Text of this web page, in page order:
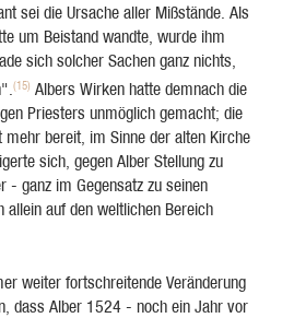
sei die Ursache aller Mißstände. Als
um Beistand wandte, wurde ihm
sich solcher Sachen ganz nichts,
(15) Albers Wirken hatte demnach die
Priesters unmöglich gemacht; die
mehr bereit, im Sinne der alten Kirche
sich, gegen Alber Stellung zu
- ganz im Gegensatz zu seinen
allein auf den weltlichen Bereich
weiter fortschreitende Veränderung
dass Alber 1524 - noch ein Jahr vor